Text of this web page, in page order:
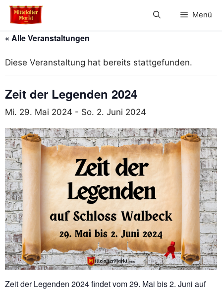
Zum
Inhalt
Menü
« Alle Veranstaltungen
Diese Veranstaltung hat bereits stattgefunden.
Zeit der Legenden 2024
Mi. 29. Mai 2024 - So. 2. Juni 2024
Zeit der Legenden 2024 findet vom 29. Mai bis 2. Juni auf